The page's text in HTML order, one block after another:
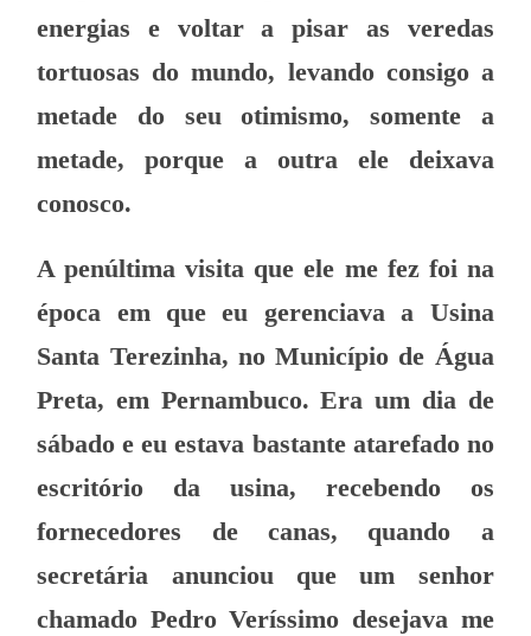
energias e voltar a pisar as veredas
tortuosas do mundo, levando consigo a
metade do seu otimismo, somente a
metade, porque a outra ele deixava
conosco.
A penúltima visita que ele me fez foi na
época em que eu gerenciava a Usina
Santa Terezinha, no Município de Água
Preta, em Pernambuco. Era um dia de
sábado e eu estava bastante atarefado no
escritório da usina, recebendo os
fornecedores de canas, quando a
secretária anunciou que um senhor
chamado Pedro Veríssimo desejava me